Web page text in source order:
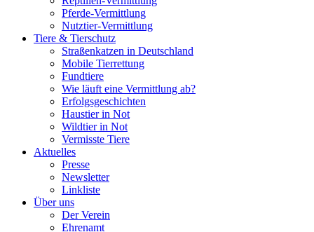
Pferde-Vermittlung
Nutztier-Vermittlung
Tiere & Tierschutz
Straßenkatzen in Deutschland
Mobile Tierrettung
Fundtiere
Wie läuft eine Vermittlung ab?
Erfolgsgeschichten
Haustier in Not
Wildtier in Not
Vermisste Tiere
Aktuelles
Presse
Newsletter
Linkliste
Über uns
Der Verein
Ehrenamt